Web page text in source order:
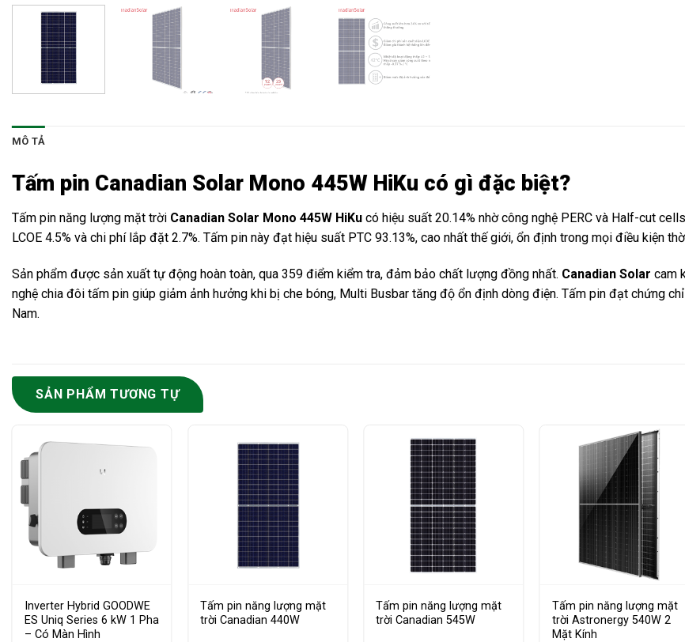
MÔ TẢ
Tấm pin Canadian Solar Mono 445W HiKu có gì đặc biệt?
Tấm pin năng lượng mặt trời Canadian Solar Mono 445W HiKu có hiệu suất 20.14% nhờ công nghệ PERC và Half-cut
LCOE 4.5% và chi phí lắp đặt 2.7%. Tấm pin này đạt hiệu suất PTC 93.13%, cao nhất thế giới, ổn định trong mọi điều kiện
Sản phẩm được sản xuất tự động hoàn toàn, qua 359 điểm kiểm tra, đảm bảo chất lượng đồng nhất. Canadian Solar cam
nghệ chia đôi tấm pin giúp giảm ảnh hưởng khi bị che bóng, Multi Busbar tăng độ ổn định dòng điện. Tấm pin đạt chứng
Nam.
SẢN PHẨM TƯƠNG TỰ
Inverter Hybrid GOODWE
ES Uniq Series 6 kW 1 Pha
– Có Màn Hình
Tấm pin năng lượng mặt
trời Canadian 440W
Tấm pin năng lượng mặt
trời Canadian 545W
Tấm pin năng lượng mặt
trời Astronergy 540W 2
Mặt Kính